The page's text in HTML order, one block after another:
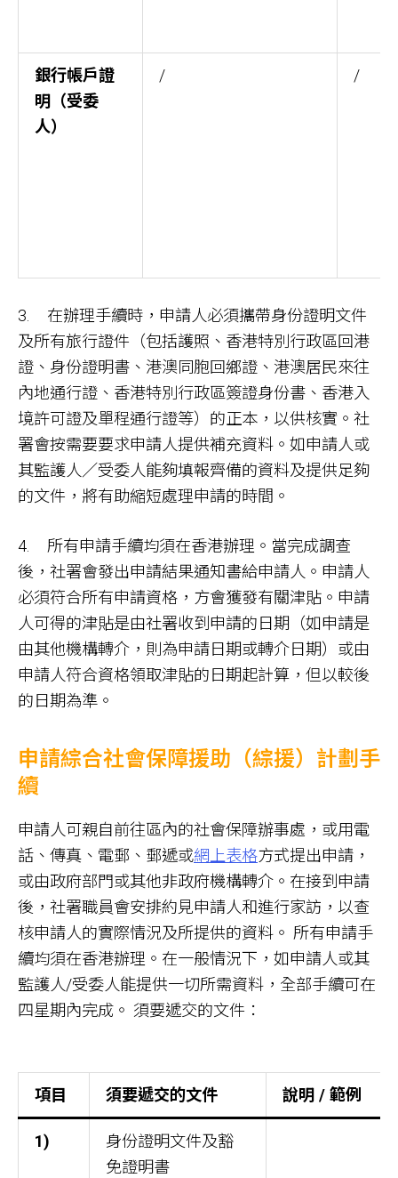
銀行帳戶證
明（受委
人）
/ /
3. 在辦理手續時，申請人必須攜帶身份證明文件
及所有旅行證件（包括護照、香港特別行政區回港
證、身份證明書、港澳同胞回鄉證、港澳居民來往
內地通行證、香港特別行政區簽證身份書、香港入
境許可證及單程通行證等）的正本，以供核實。社
署會按需要要求申請人提供補充資料。如申請人或
其監護人／受委人能夠填報齊備的資料及提供足夠
的文件，將有助縮短處理申請的時間。
4. 所有申請手續均須在香港辦理。當完成調查
後，社署會發出申請結果通知書給申請人。申請人
必須符合所有申請資格，方會獲發有關津貼。申請
人可得的津貼是由社署收到申請的日期（如申請是
由其他機構轉介，則為申請日期或轉介日期）或由
申請人符合資格領取津貼的日期起計算，但以較後
的日期為準。
申請綜合社會保障援助（綜援）計劃手
續
申請人可親自前往區內的社會保障辦事處，或用電
話、傳真、電郵、郵遞或網上表格方式提出申請，
或由政府部門或其他非政府機構轉介。在接到申請
後，社署職員會安排約見申請人和進行家訪，以查
核申請人的實際情況及所提供的資料。 所有申請手
續均須在香港辦理。在一般情況下，如申請人或其
監護人/受委人能提供一切所需資料，全部手續可在
四星期內完成。 須要遞交的文件：
項目 須要遞交的文件 說明 / 範例
1)
身份證明文件及豁
免證明書